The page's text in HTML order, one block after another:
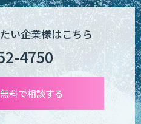
AIエージェントの開発支援
ロ」
い企業様はこちら
4750
料で相談する